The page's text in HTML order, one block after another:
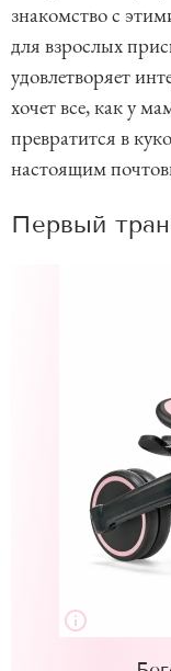
знакомство с
для взрослых
удовлетворяет
хочет все, как у
превратится в
настоящим
Первый